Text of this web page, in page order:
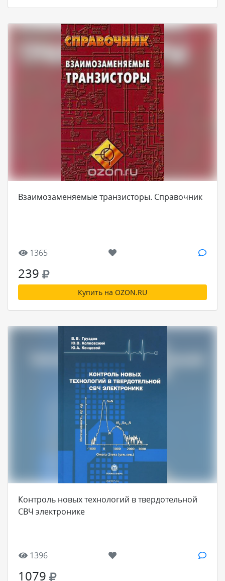
Взаимозаменяемые транзисторы. Справочник
1365
239
Купить на OZON.RU
Контроль новых технологий в твердотельной
СВЧ электронике
1396
1079